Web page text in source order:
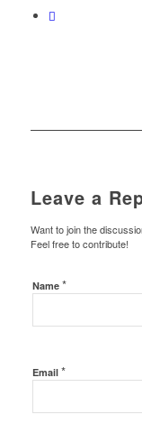
Leave a
Want to join the
Feel free to contribute!
Name *
Email *